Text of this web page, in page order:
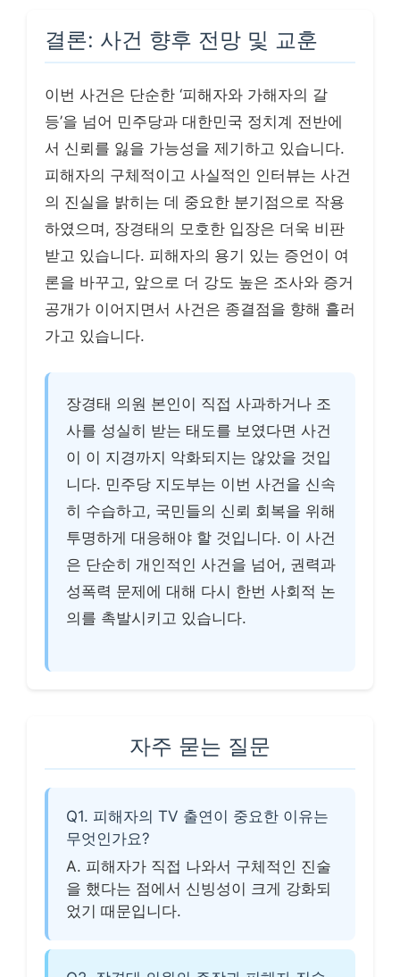
결론: 사건 향후 전망 및 교훈
이번 사건은 단순한 ‘피해자와 가해자의 갈
등’을 넘어 민주당과 대한민국 정치계 전반에
서 신뢰를 잃을 가능성을 제기하고 있습니다.
피해자의 구체적이고 사실적인 인터뷰는 사건
의 진실을 밝히는 데 중요한 분기점으로 작용
하였으며, 장경태의 모호한 입장은 더욱 비판
받고 있습니다. 피해자의 용기 있는 증언이 여
론을 바꾸고, 앞으로 더 강도 높은 조사와 증거
공개가 이어지면서 사건은 종결점을 향해 흘러
가고 있습니다.
장경태 의원 본인이 직접 사과하거나 조
사를 성실히 받는 태도를 보였다면 사건
이 이 지경까지 악화되지는 않았을 것입
니다. 민주당 지도부는 이번 사건을 신속
히 수습하고, 국민들의 신뢰 회복을 위해
투명하게 대응해야 할 것입니다. 이 사건
은 단순히 개인적인 사건을 넘어, 권력과
성폭력 문제에 대해 다시 한번 사회적 논
의를 촉발시키고 있습니다.
자주 묻는 질문
Q1. 피해자의 TV 출연이 중요한 이유는
무엇인가요?
A. 피해자가 직접 나와서 구체적인 진술
을 했다는 점에서 신빙성이 크게 강화되
었기 때문입니다.